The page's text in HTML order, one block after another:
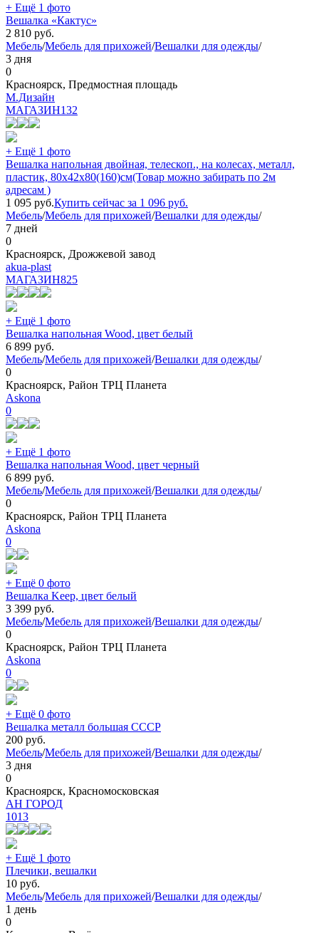
+ Ещё 1 фото
Вешалка «Кактус»
2 810 руб.
Мебель/Мебель для прихожей/Вешалки для одежды/
3 дня
0
Красноярск, Предмостная площадь
М.Дизайн
МАГАЗИН132
+ Ещё 1 фото
Вешалка напольная двойная, телескоп., на колесах, металл,
пластик, 80x42x80(160)см(Товар можно забирать по 2м
адресам )
1 095 руб.Купить сейчас за 1 096 руб.
Мебель/Мебель для прихожей/Вешалки для одежды/
7 дней
0
Красноярск, Дрожжевой завод
akua-plast
МАГАЗИН825
+ Ещё 1 фото
Вешалка напольная Wood, цвет белый
6 899 руб.
Мебель/Мебель для прихожей/Вешалки для одежды/
0
Красноярск, Район ТРЦ Планета
Askona
0
+ Ещё 1 фото
Вешалка напольная Wood, цвет черный
6 899 руб.
Мебель/Мебель для прихожей/Вешалки для одежды/
0
Красноярск, Район ТРЦ Планета
Askona
0
+ Ещё 0 фото
Вешалка Keep, цвет белый
3 399 руб.
Мебель/Мебель для прихожей/Вешалки для одежды/
0
Красноярск, Район ТРЦ Планета
Askona
0
+ Ещё 0 фото
Вешалка металл большая СССР
200 руб.
Мебель/Мебель для прихожей/Вешалки для одежды/
3 дня
0
Красноярск, Красномосковская
АН ГОРОД
1013
+ Ещё 1 фото
Плечики, вешалки
10 руб.
Мебель/Мебель для прихожей/Вешалки для одежды/
1 день
0